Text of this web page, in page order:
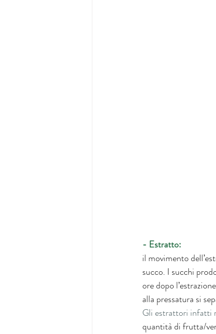
- Estratto:
il movimento
succo. I succhi
ore dopo
alla pressatura si
Gli estrattori infatti
quantità di frutta/